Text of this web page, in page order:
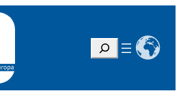
u
h